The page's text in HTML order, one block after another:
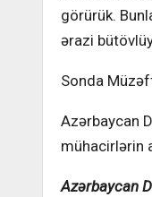
görürük.
ərazi
Sonda
Azərbaycan
mühacirlərin
Azərbaycan